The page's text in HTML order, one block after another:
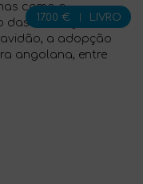
como a
das instituições
a adopção
angolana, entre
17.00 € LIVRO